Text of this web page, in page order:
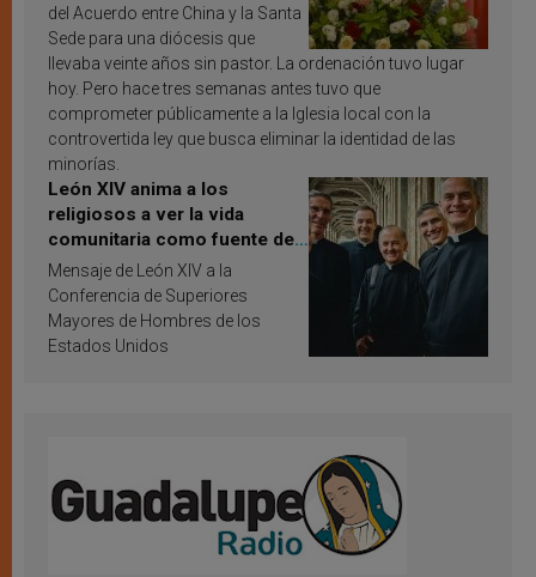
del Acuerdo entre China y la Santa
Sede para una diócesis que
llevaba veinte años sin pastor. La ordenación tuvo lugar
hoy. Pero hace tres semanas antes tuvo que
comprometer públicamente a la Iglesia local con la
controvertida ley que busca eliminar la identidad de las
minorías.
León XIV anima a los
religiosos a ver la vida
comunitaria como fuente de
inspiración y santificación
Mensaje de León XIV a la
Conferencia de Superiores
Mayores de Hombres de los
Estados Unidos